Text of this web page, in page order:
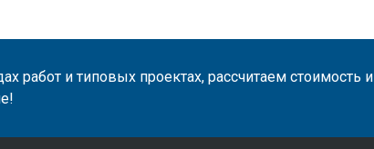
работ и типовых проектах, рассчитаем стоимость и